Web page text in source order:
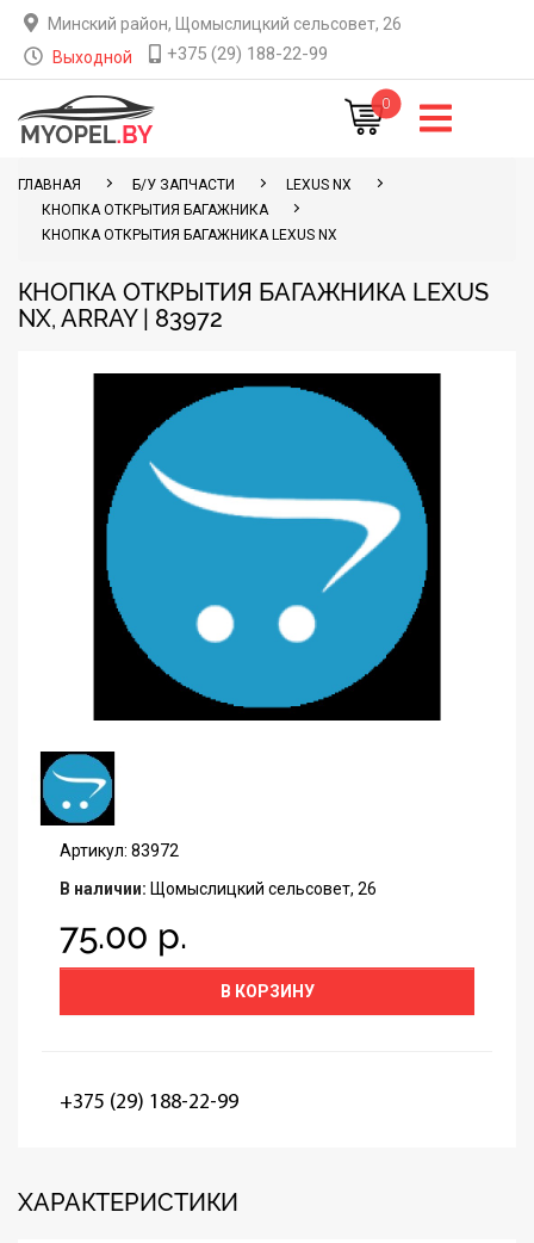
Минский район, Щомыслицкий сельсовет, 26
Выходной
+375 (29) 188-22-99
0
ГЛАВНАЯ Б/У ЗАПЧАСТИ
LEXUS NX
КНОПКА ОТКРЫТИЯ БАГАЖНИКА
КНОПКА ОТКРЫТИЯ БАГАЖНИКА LEXUS NX
КНОПКА ОТКРЫТИЯ БАГАЖНИКА LEXUS
NX, ARRAY | 83972
Артикул: 83972
В наличии: Щомыслицкий сельсовет, 26
75.00 р.
В КОРЗИНУ
+375 (29) 188-22-99
ХАРАКТЕРИСТИКИ